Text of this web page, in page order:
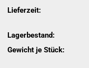
Lieferzeit:
Lagerbestand:
Gewicht je Stück: